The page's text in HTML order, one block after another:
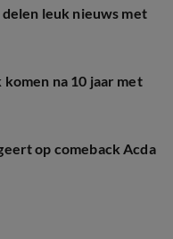
leuk nieuws met
na 10 jaar met
op comeback Acda